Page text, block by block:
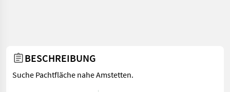
BESCHREIBUNG
Suche Pachtfläche nahe Amstetten.